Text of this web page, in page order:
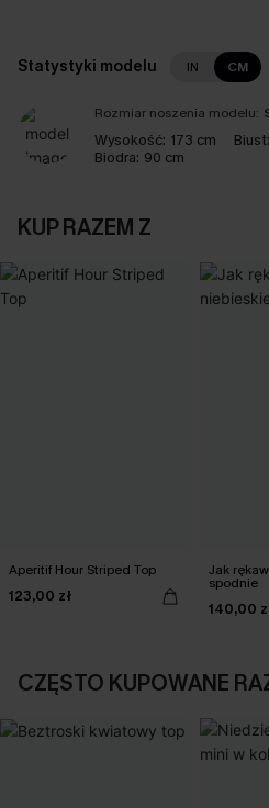
Statystyki modelu IN CM
Rozmiar noszenia modelu:
Wysokość: 173 cm Biust:
Biodra: 90 cm
KUP RAZEM Z
Aperitif Hour Striped Top
123,00 zł
Jak
spodnie
140,00
CZĘSTO KUPOWANE